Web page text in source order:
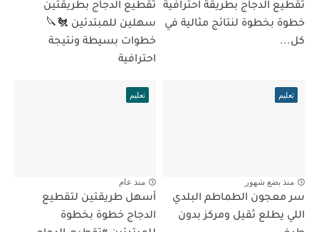
تقطيع الدجاج بطريقة احترافية
خطوة بخطوة لنتائج مثالية في
كل...
تقطيع الدجاج بطريقتين
سهلين للمبتدئين 🐔🔪
خطوات بسيطة ونتيجة
احترافية
تعليم
منذ بضع شهور
سر معجون الطماطم البلدي
اللي يطلع ثقيل ومركز بدون
تعليم
منذ عام
أسهل طريقتين لتقطيع
الدجاج خطوة بخطوة